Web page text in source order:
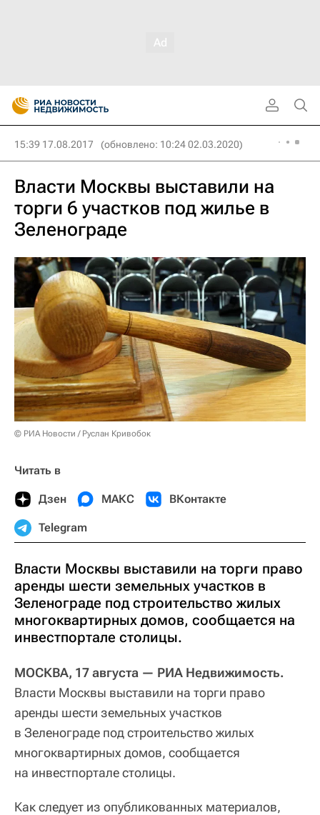
15:39 17.08.2017 (обновлено: 10:24 02.03.2020)
Власти Москвы выставили на
торги 6 участков под жилье в
Зеленограде
© РИА Новости / Руслан Кривобок
Читать в
Дзен МАКС ВКонтакте
Telegram
Власти Москвы выставили на торги право
аренды шести земельных участков в
Зеленограде под строительство жилых
многоквартирных домов, сообщается на
инвестпортале столицы.
МОСКВА, 17 августа — РИА Недвижимость.
Власти Москвы выставили на торги право
аренды шести земельных участков
в Зеленограде под строительство жилых
многоквартирных домов, сообщается
на инвестпортале столицы.
Как следует из опубликованных материалов,